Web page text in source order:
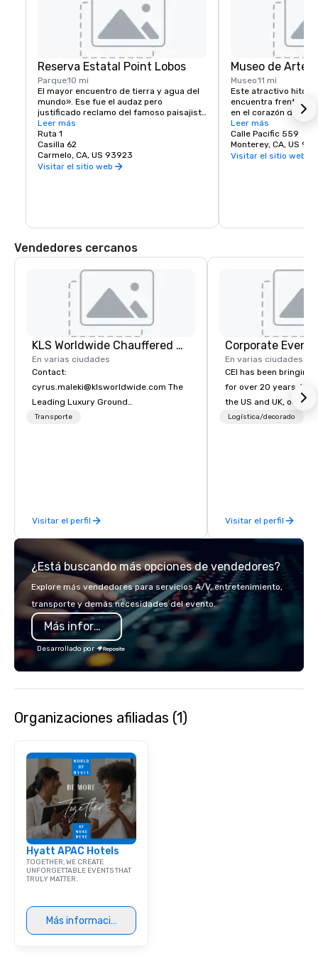
Reserva Estatal Point Lobos
Parque10 mi
El mayor encuentro de tierra y agua del
mundo». Ese fue el audaz pero
justificado reclamo del famoso paisajista
Francis McComas por Point Lobos. Todos
los que vienen aquí coinciden en que la
belleza de este promontorio revestido de
árboles es inigualable.
Leer más
Ruta 1
Casilla 62
Carmelo, CA, US 93923
Visitar el sitio web
Museo de Arte
Museo11 mi
Este atractivo hito
encuentra frente al
en el corazón del
Monterey. El museo
galerías dedicadas
pintura, fotografía y
estadounidenses y
selección de libros
esculturas situado
Pacific y Calle
Leer más
Calle Pacific 559
Monterey, CA, US
Visitar el sitio web
Vendedores cercanos
KLS Worldwide Chauffered Services
En varias ciudades
Contact:
cyrus.maleki@klsworldwide.com The
Leading Luxury Ground
Transportation company since 1998
Transporte
Visitar el perfil
Corporate
En varias ciudades
CEI has been bringing
for over 20 years.
the US and UK, our audiovisual and
production company
are perfectly planned
Our team
create meaningful
attendee
so your events leave
Logística/decorado
Visitar el perfil
¿Está buscando más opciones de vendedores?
Explore más vendedores para servicios A/V, entretenimiento,
transporte y demás necesidades del evento.
Más información
Desarrollado por
Organizaciones afiliadas (1)
Hyatt APAC Hotels
TOGETHER, WE CREATE
UNFORGETTABLE EVENTS THAT
TRULY MATTER.
Más información